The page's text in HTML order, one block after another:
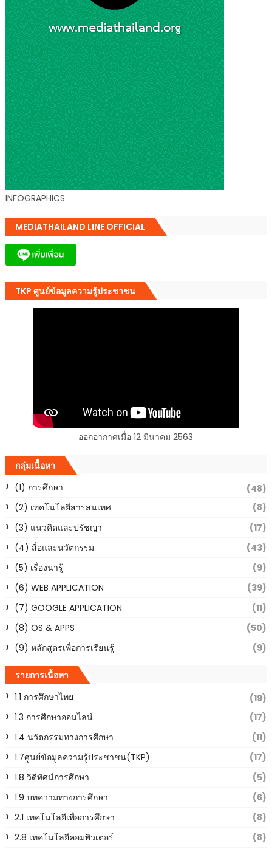
INFOGRAPHICS
MEDIATHAILAND LINE OFFICIAL
TKP ศูนย์ข้อมูลความรู้ประชาชน
ออกอากาศเมื่อ 12 มีนาคม 2563
กลุ่มเนื้อหา
(1) การศึกษา
(48)
(2) เทคโนโลยีสารสนเทศ
(8)
(3) แนวคิดและปรัชญา
(17)
(4) สื่อและนวัตกรรม
(43)
(5) เรื่องน่ารู้
(9)
(6) WEB APPLICATION
(39)
(7) GOOGLE APPLICATION
(11)
(8) OS & APPS
(50)
(9) หลักสูตรเพื่อการเรียนรู้
(9)
รายการเนื้อหา
1.1 การศึกษาไทย
(19)
1.3 การศึกษาออนไลน์
(17)
1.4 นวัตกรรมทางการศึกษา
(11)
1.7ศูนย์ข้อมูลความรู้ประชาชน(TKP)
(17)
1.8 วิดีทัศน์การศึกษา
(5)
1.9 บทความทางการศึกษา
(6)
2.1 เทคโนโลยีเพื่อการศึกษา
(8)
2.8 เทคโนโลยีคอมพิวเตอร์
(8)